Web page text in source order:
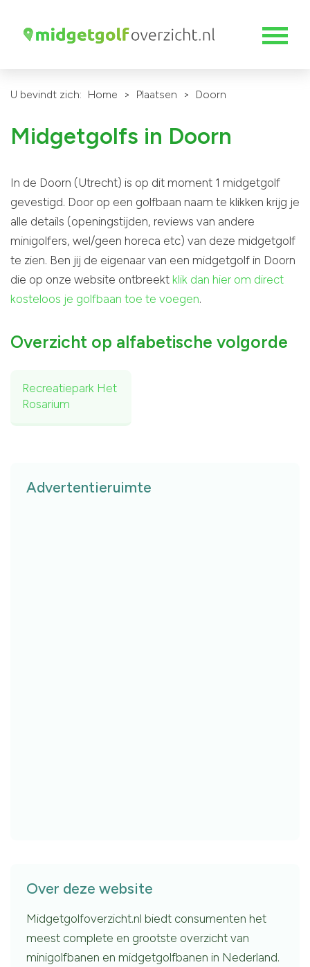
U bevindt zich: Home > Plaatsen > Doorn
Midgetgolfs in Doorn
In de Doorn (Utrecht) is op dit moment 1 midgetgolf
gevestigd. Door op een golfbaan naam te klikken krijg je
alle details (openingstijden, reviews van andere
minigolfers, wel/geen horeca etc) van deze midgetgolf
te zien. Ben jij de eigenaar van een midgetgolf in Doorn
die op onze website ontbreekt klik dan hier om direct
kosteloos je golfbaan toe te voegen.
Overzicht op alfabetische volgorde
Recreatiepark Het
Rosarium
Advertentieruimte
Over deze website
Midgetgolfoverzicht.nl biedt consumenten het
meest complete en grootste overzicht van
minigolfbanen en midgetgolfbanen in Nederland.